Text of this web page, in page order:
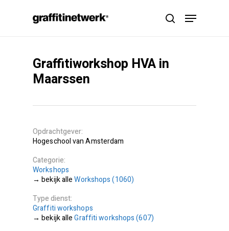
search
Menu
Graffitiworkshop HVA in
Maarssen
Opdrachtgever
Hogeschool van Amsterdam
Categorie
Workshops
Workshops (1060)
Type dienst
Graffiti workshops
Graffiti workshops (607)